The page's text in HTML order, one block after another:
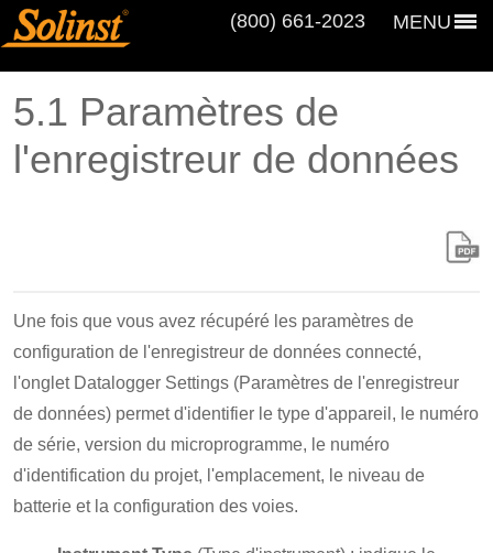
MENU
(800) 661‑2023
5.1 Paramètres de
l'enregistreur de données
Une fois que vous avez récupéré les paramètres de
configuration de l'enregistreur de données connecté,
l'onglet Datalogger Settings (Paramètres de l'enregistreur
de données) permet d'identifier le type d'appareil, le numéro
de série, version du microprogramme, le numéro
d'identification du projet, l'emplacement, le niveau de
batterie et la configuration des voies.